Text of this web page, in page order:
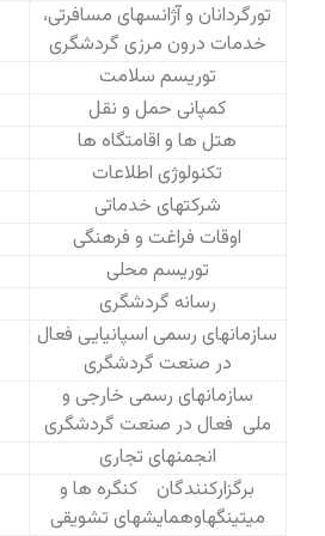
تورگردانان و آژانسهای مسافرتی،
خدمات درون مرزی گردشگری
توریسم سلامت
کمپانی حمل و نقل
هتل ها و اقامتگاه ها
تکنولوژی اطلاعات
شرکتهای خدماتی
اوقات فراغت و فرهنگی
توریسم محلی
رسانه گردشگری
سازمانهای رسمی اسپانيایی فعال
در صنعت گردشگری
سازمانهای رسمی خارجی و
ملی فعال در صنعت گردشگری
انجمنهای تجاری
برگزارکنندگان کنگره ها و
میتینگهاوهمایشهای تشویقی